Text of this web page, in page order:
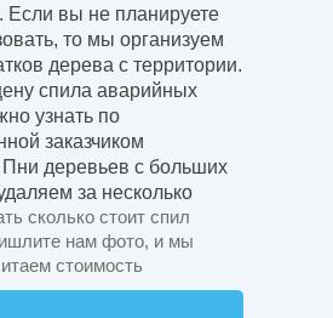
Если вы не планируете
то мы организуем
дерева с территории.
спила аварийных
узнать по
заказчиком
деревьев с больших
за несколько
сколько стоит спил
нам фото, и мы
стоимость